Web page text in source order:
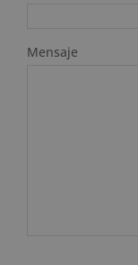
Mensaje